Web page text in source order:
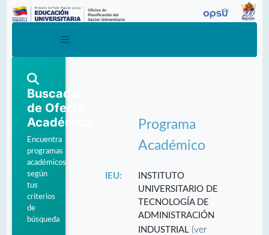
Buscador
de Oferta
Académica
Encuentra
programas
académicos
según
tus
criterios
de
búsqueda
Programa
Académico
IEU:
INSTITUTO
UNIVERSITARIO DE
TECNOLOGÍA DE
ADMINISTRACIÓN
INDUSTRIAL(ver